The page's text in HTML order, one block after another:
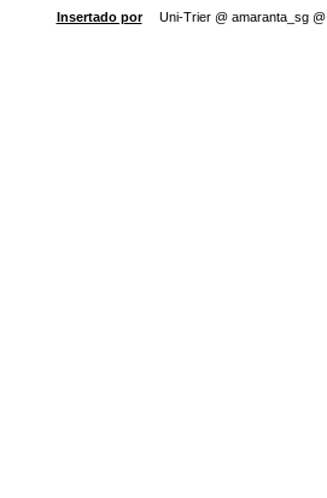
Insertado por
Uni-Trier @ amaranta_sg @